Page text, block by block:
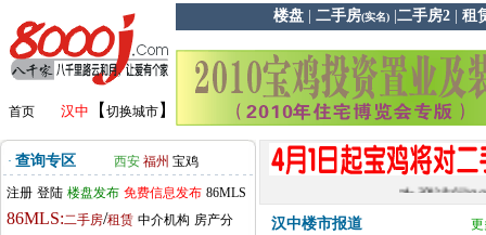
楼盘 |二手房(实名) |二手房2 |租
首页 汉中 【 切换城市 】
·查询专区 西安 福州 宝鸡
注册 登陆 楼盘发布 免费信息发布 86MLS
86MLS:二手房/租赁 中介机构 房产分
欢迎访问
今天距2012
汉中楼市报道 更